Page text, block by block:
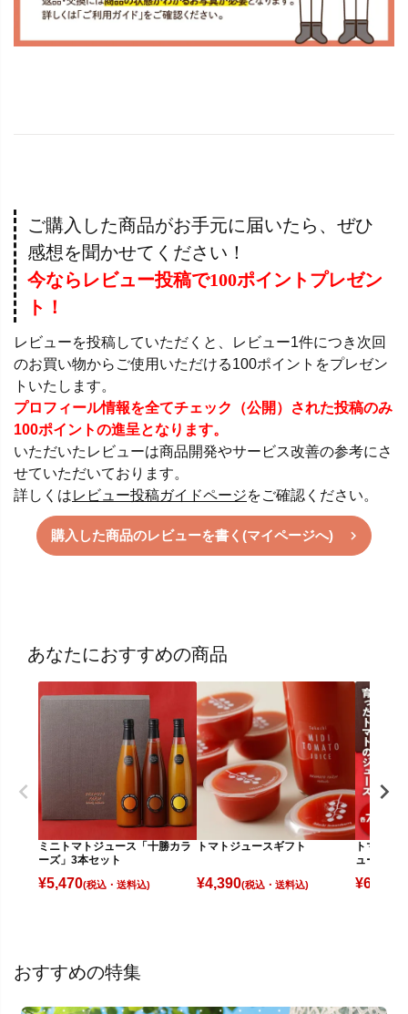
ご購入した商品がお手元に届いたら、ぜひ
感想を聞かせてください！
今ならレビュー投稿で100ポイントプレゼン
ト！
レビューを投稿していただくと、レビュー1件につき次回
のお買い物からご使用いただける100ポイントをプレゼン
トいたします。
プロフィール情報を全てチェック（公開）された投稿のみ
100ポイントの進呈となります。
いただいたレビューは商品開発やサービス改善の参考にさ
せていただいております。
詳しくはレビュー投稿ガイドページをご確認ください。
購入した商品のレビューを書く(マイページへ)
あなたにおすすめの商品
ミニトマトジュース「十勝カラ
ーズ」3本セット
¥5,470(税込)
トマトジュースギフト
¥4,390(税込)
トマトベ
ュースギ
¥6,000
おすすめの特集